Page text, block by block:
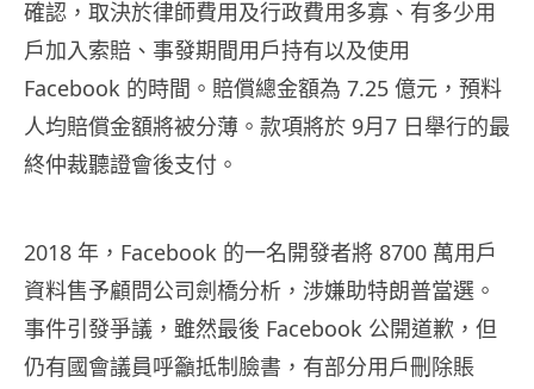
確認，取決於律師費用及行政費用多寡、有多少用
戶加入索賠、事發期間用戶持有以及使用
Facebook 的時間。賠償總金額為 7.25 億元，預料
人均賠償金額將被分薄。款項將於 9月7 日舉行的最
終仲裁聽證會後支付。
2018 年，Facebook 的一名開發者將 8700 萬用戶
資料售予顧問公司劍橋分析，涉嫌助特朗普當選。
事件引發爭議，雖然最後 Facebook 公開道歉，但
仍有國會議員呼籲抵制臉書，有部分用戶刪除賬